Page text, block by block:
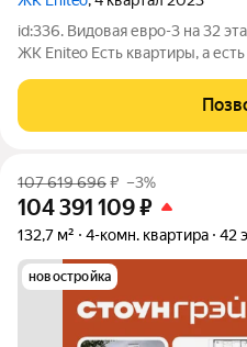
id:336. Видовая евро-3 на 32
ЖК Eniteo Есть квартиры, а
сейчас в продаже в ЖК бизнес-
встречают панорамные
107 619 696₽ –3%
104 391 109₽
132,7 м² 4-комн. квартира 42
новостройка